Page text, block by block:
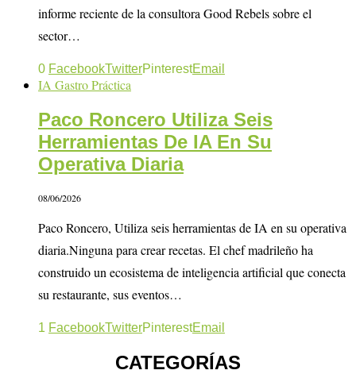
informe reciente de la consultora Good Rebels sobre el
sector…
0 FacebookTwitterPinterestEmail
IA Gastro Práctica
Paco Roncero Utiliza Seis
Herramientas De IA En Su
Operativa Diaria
08/06/2026
Paco Roncero, Utiliza seis herramientas de IA en su operativa
diaria.Ninguna para crear recetas. El chef madrileño ha
construido un ecosistema de inteligencia artificial que conecta
su restaurante, sus eventos…
1 FacebookTwitterPinterestEmail
CATEGORÍAS